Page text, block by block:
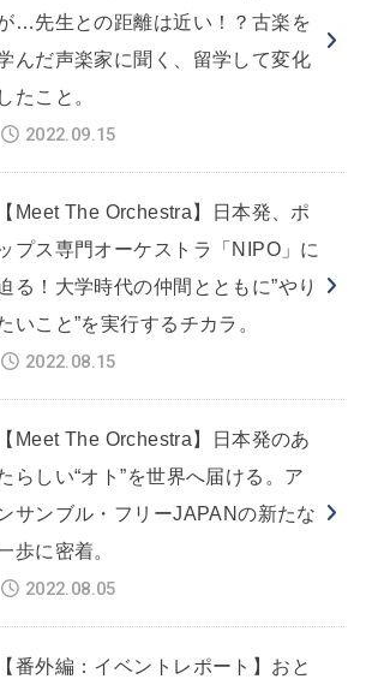
…先生との距離は近い！？古楽を
んだ声楽家に聞く、留学して変化
したこと。
2022.09.15
【Meet The Orchestra】日本発、ポ
プス専門オーケストラ「NIPO」に
る！大学時代の仲間とともに”やり
いこと”を実行するチカラ。
2022.08.15
【Meet The Orchestra】日本発のあ
らしい“オト”を世界へ届ける。ア
サンブル・フリーJAPANの新たな
歩に密着。
2022.08.05
【番外編：イベントレポート】おと